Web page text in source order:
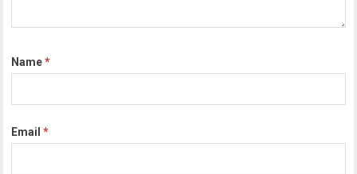
Name*
Email*